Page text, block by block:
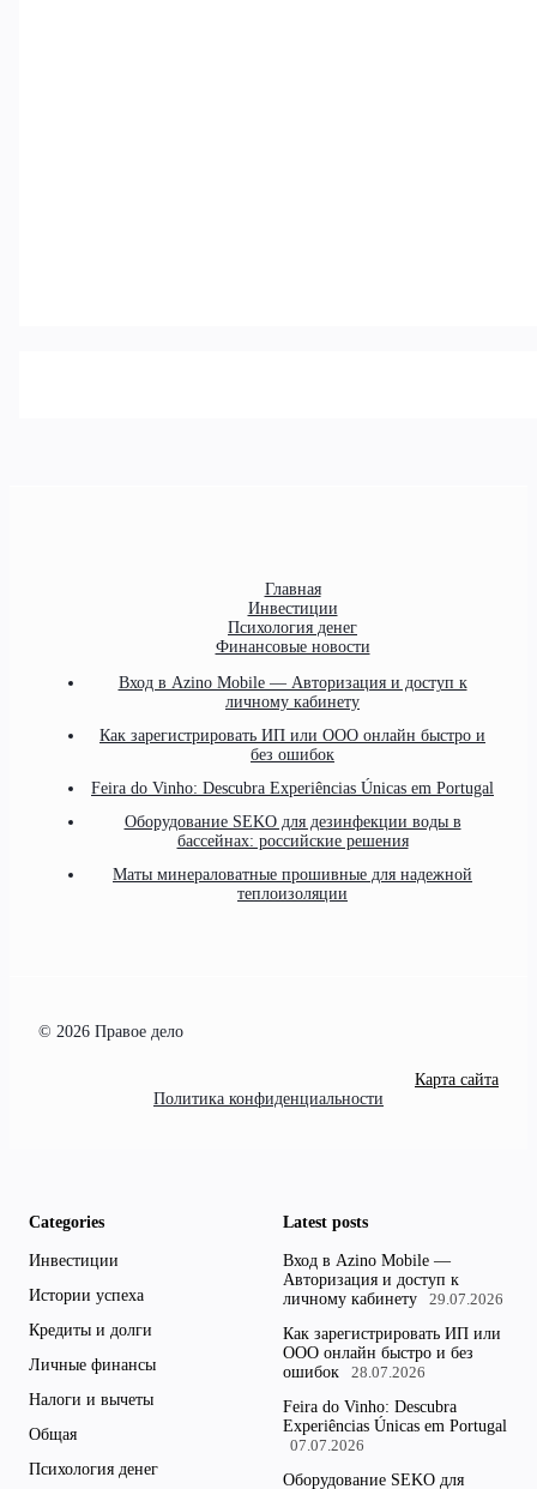
Главная
Инвестиции
Психология денег
Финансовые новости
Вход в Azino Mobile — Авторизация и доступ к
личному кабинету
Как зарегистрировать ИП или ООО онлайн быстро и
без ошибок
Feira do Vinho: Descubra Experiências Únicas em Portugal
Оборудование SEKO для дезинфекции воды в
бассейнах: российские решения
Маты минераловатные прошивные для надежной
теплоизоляции
© 2026 Правое дело
Карта сайта
Политика конфиденциальности
Categories
Инвестиции
Истории успеха
Кредиты и долги
Личные финансы
Налоги и вычеты
Общая
Психология денег
Latest posts
Вход в Azino Mobile —
Авторизация и доступ к
личному кабинету
29.07.2026
Как зарегистрировать ИП или
ООО онлайн быстро и без
ошибок
28.07.2026
Feira do Vinho: Descubra
Experiências Únicas em Portugal
07.07.2026
Оборудование SEKO для